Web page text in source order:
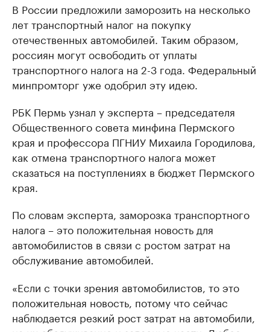
В России предложили заморозить на несколько
лет транспортный налог на покупку
отечественных автомобилей. Таким образом,
россиян могут освободить от уплаты
транспортного налога на 2-3 года. Федеральный
минпромторг уже одобрил эту идею.
РБК Пермь узнал у эксперта – председателя
Общественного совета минфина Пермского
края и профессора ПГНИУ Михаила Городилова,
как отмена транспортного налога может
сказаться на поступлениях в бюджет Пермского
края.
По словам эксперта, заморозка транспортного
налога – это положительная новость для
автомобилистов в связи с ростом затрат на
обслуживание автомобилей.
«Если с точки зрения автомобилистов, то это
положительная новость, потому что сейчас
наблюдается резкий рост затрат на автомобили,